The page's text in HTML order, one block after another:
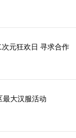
次元狂欢日 寻求合作
最大汉服活动